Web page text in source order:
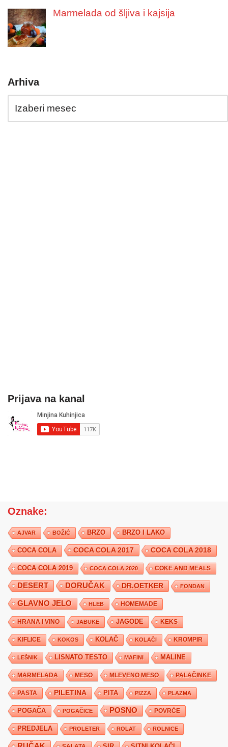
Marmelada od šljiva i kajsija
Arhiva
Prijava na kanal
Oznake:
AJVAR BOŽIĆ BRZO BRZO I LAKO
COCA COLA COCA COLA 2017 COCA COLA 2018
COCA COLA 2019 COCA COLA 2020 COKE AND MEALS
DESERT DORUČAK DR.OETKER FONDAN
GLAVNO JELO HLEB HOMEMADE
HRANA I VINO JABUKE JAGODE KEKS
KIFLICE KOKOS KOLAČ KOLAČI KROMPIR
LEŠNIK LISNATO TESTO MAFINI MALINE
MARMELADA MESO MLEVENO MESO PALAČINKE
PASTA PILETINA PITA PIZZA PLAZMA
POGAČA POGAČICE POSNO POVRĆE
PREDJELA PROLETER ROLAT ROLNICE